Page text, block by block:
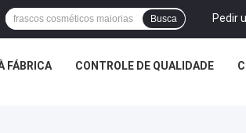
Pedir
Busca
FÁBRICA CONTROLE DE QUALIDADE